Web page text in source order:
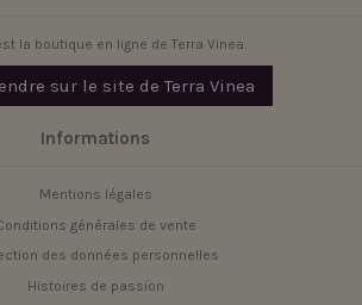
la boutique en ligne de Terra Vinea.
sur le site de Terra Vinea
Informations
Mentions légales
générales de vente
des données personnelles
Histoires de passion